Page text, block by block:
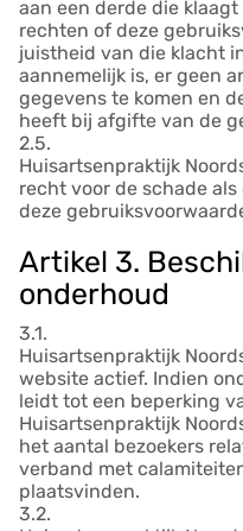
aan een derde die
rechten of deze
juistheid van die klacht
aannemelijk is, er geen
gegevens te komen en
heeft bij afgifte van de
2.5.
Huisartsenpraktijk
recht voor de schade
deze
Artikel 3.
onderhoud
3.1.
Huisartsenpraktijk
website actief. Indien
leidt tot een beperking
Huisartsenpraktijk
het aantal bezoekers
verband met
plaatsvinden.
3.2.